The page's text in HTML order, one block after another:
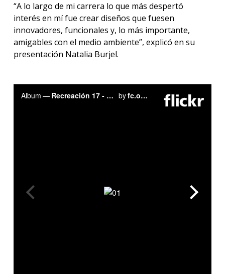
“A lo largo de mi carrera lo que más despertó
interés en mí fue crear diseños que fuesen
innovadores, funcionales y, lo más importante,
amigables con el medio ambiente”, explicó en su
presentación Natalia Burjel.